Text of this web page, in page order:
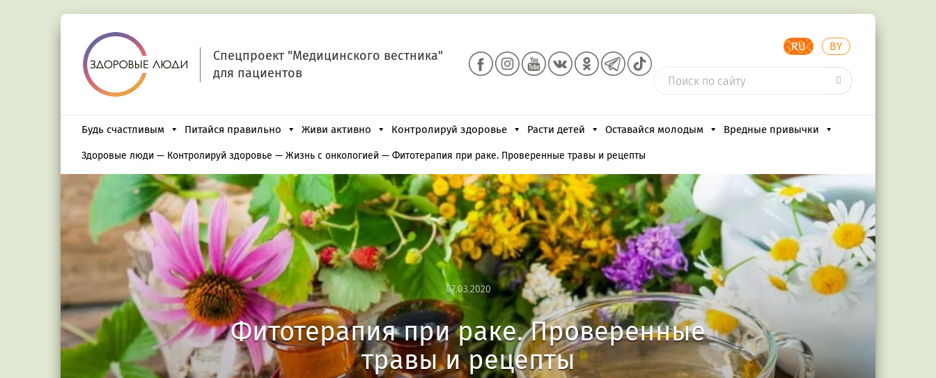
Спецпроект "Медицинского вестника"
для пациентов
RU BY
Будь счастливым Питайся правильно Живи активно Контролируй здоровье Расти детей Оставайся молодым Вредные привычки
Здоровые люди — Контролируй здоровье — Жизнь с онкологией — Фитотерапия при раке. Проверенные травы и рецепты
07.03.2020
07.03.2020
Фитотерапия при раке. Проверенные
травы и рецепты